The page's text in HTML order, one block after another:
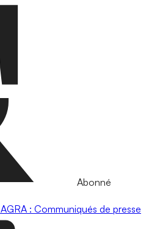
Abonné
AGRA : Communiqués de presse